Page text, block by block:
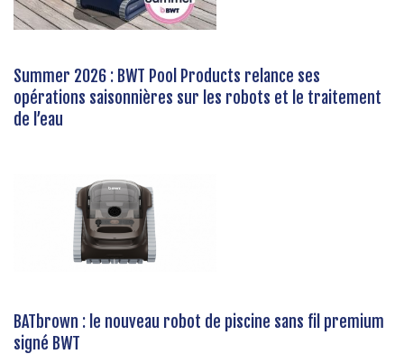
Summer 2026 : BWT Pool Products relance ses
opérations saisonnières sur les robots et le traitement
de l’eau
BATbrown : le nouveau robot de piscine sans fil premium
signé BWT